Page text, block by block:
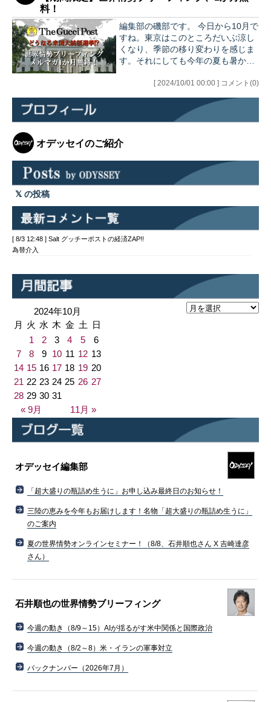
料！
編集部の磯部です。 今日から10月で
すね。東京はこのところだいぶ涼し
くなり、季節の移り変わりを感じま
す。それにしても今年の夏も暑かっ
メリカ大統領選が迫ってきたという
[ 2024/10/01 00:00 ] コメント(0)
オデッセイのご紹介
の投稿
[ 8/3 12:48 ] Salt グッチーポストの経済ZAP!!
為替介入
2024年10月
月 火 水 木 金 土 日
« 9月 11月 »
1 2 3 4 5
6
7
8 9 10 11 12 13
14 15 16 17 18 19 20
21 22 23 24 25 26 27
28 29 30 31
オデッセイ編集部
「超大盛りの瓶詰め生うに」お申し込み最終日のお知らせ！
三陸の恵みを今年もお届けします！名物「超大盛りの瓶詰め生うに」
のご案内
夏の世界情勢オンラインセミナー！（8/8、石井順也さん X 吉崎達彦
さん）
石井順也の世界情勢ブリーフィング
今週の動き（8/9～15）AIが揺るがす米中関係と国際政治
今週の動き（8/2～8）米・イランの軍事対立
バックナンバー（2026年7月）